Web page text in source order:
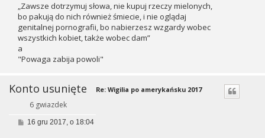
„Zawsze dotrzymuj słowa, nie kupuj rzeczy mielonych,
bo pakują do nich również śmiecie, i nie oglądaj
genitalnej pornografii, bo nabierzesz wzgardy wobec
wszystkich kobiet, także wobec dam”
a
"Powaga zabija powoli"
Konto usunięte
6 gwiazdek
Re: Wigilia po amerykańsku 2017
P16 gru 2017, o 18:04